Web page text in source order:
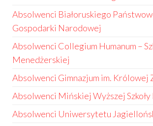
Absolwenci Białoruskiego
Gospodarki Narodowej
Absolwenci Collegium Humanum –
Menedżerskiej
Absolwenci Gimnazjum im. Królowej
Absolwenci Mińskiej Wyższej
Absolwenci Uniwersytetu